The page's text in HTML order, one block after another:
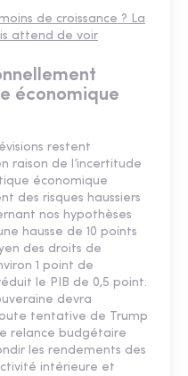
de croissance ? La
attend de voir
économique
restent
raison de l’incertitude
économique
des risques haussiers
nos hypothèses
hausse de 10 points
des droits de
1 point de
le PIB de 0,5 point.
devra
tentative de Trump
relance budgétaire
les rendements des
intérieure et